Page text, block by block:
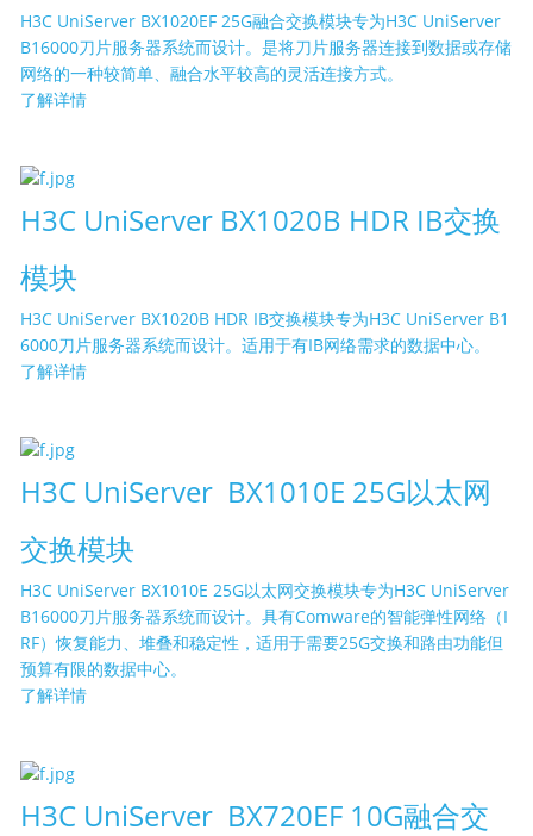
H3C UniServer BX1020EF 25G融合交换模块专为H3C UniServer
B16000刀片服务器系统而设计。是将刀片服务器连接到数据或存储
网络的一种较简单、融合水平较高的灵活连接方式。
了解详情
H3C UniServer BX1020B HDR IB交换
模块
H3C UniServer BX1020B HDR IB交换模块专为H3C UniServer B1
6000刀片服务器系统而设计。适用于有IB网络需求的数据中心。
了解详情
H3C UniServer BX1010E 25G以太网
交换模块
H3C UniServer BX1010E 25G以太网交换模块专为H3C UniServer
B16000刀片服务器系统而设计。具有Comware的智能弹性网络（I
RF）恢复能力、堆叠和稳定性，适用于需要25G交换和路由功能但
预算有限的数据中心。
了解详情
H3C UniServer BX720EF 10G融合交